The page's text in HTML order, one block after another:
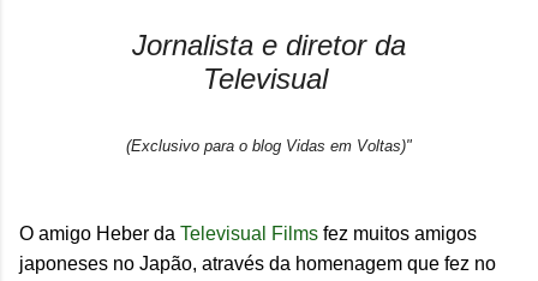
Jornalista e diretor da
Televisual
(Exclusivo para o blog Vidas em Voltas)"
O amigo Heber da Televisual Films fez muitos amigos
japoneses no Japão, através da homenagem que fez no